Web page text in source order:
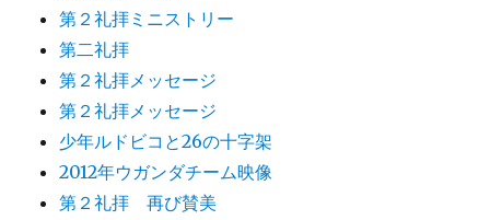
第２礼拝ミニストリー
第二礼拝
第２礼拝メッセージ
第２礼拝メッセージ
少年ルドビコと26の十字架
2012年ウガンダチーム映像
第２礼拝 再び賛美